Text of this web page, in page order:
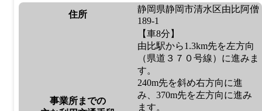
住所
静岡県静岡市清水区由比阿僧
189-1
事業所までの
【車8分】
由比駅から1.3km先を左方向
（県道３７０号線）に進みま
す。
240m先を斜め右方向に進
み、370m先を左方向に進み
ます。